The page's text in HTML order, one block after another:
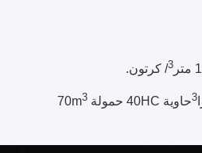
3/ كرتون.
3حاوية 40HC حمولة 70m 3